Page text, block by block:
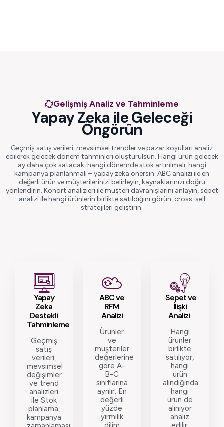
Gelişmiş Analiz ve Tahminleme
Yapay Zeka ile Geleceği
Öngörün
Geçmiş satış verileri, mevsimsel trendler ve pazar koşulları analiz
edilerek gelecek dönem tahminleri oluşturulsun. Hangi ürün gelecek
ay daha çok satacak, hangi dönemde stok artırılmalı, hangi
kampanya planlanmalı – yapay zeka önersin. ABC analizi ile en
değerli ürün ve müşterilerinizi belirleyin, kaynaklarınızı doğru
yönlendirin. Kohort analizleri ile müşteri davranışlarını anlayın, sepet
analizi ile hangi ürünlerin birlikte satıldığını görün, cross-sell
stratejileri geliştirin.
Yapay
Zeka
Destekli
Tahminleme
Geçmiş
satış
verileri,
mevsimsel
değişimler
ve trend
analizleri
ile Stok
planlama,
kampanya
ABC ve
RFM
Analizi
Ürünler
ve
müşteriler
değerlerine
göre A-
B-C
sınıflarına
ayrılır. En
değerli
yüzde
yirmilik
Sepet ve
İlişki
Analizi
Hangi
ürünler
birlikte
satılıyor,
hangi
ürün
alındığında
hangi
ürün de
alınıyor
analiz